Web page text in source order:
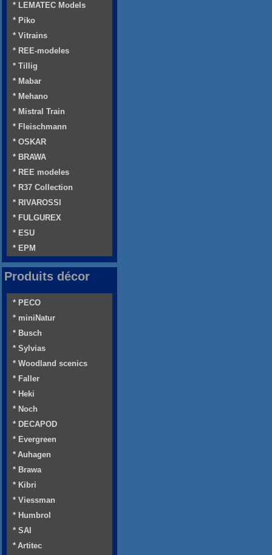
* LEMATEC Models
* Piko
* Vitrains
* REE-modeles
* Tillig
* Mabar
* Mehano
* Mistral Train
* Fleischmann
* OSKAR
* BRAWA
* REE modeles
* R37 Collection
* RIVAROSSI
* FULGUREX
* ESU
* EPM
Produits décor
* PECO
* miniNatur
* Busch
* Sylvias
* Woodland scenics
* Faller
* Heki
* Noch
* DECAPOD
* Evergreen
* Auhagen
* Brawa
* Kibri
* Viessman
* Humbrol
* SAI
* Artitec